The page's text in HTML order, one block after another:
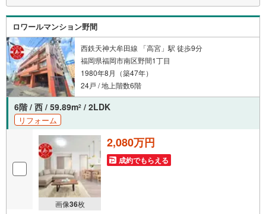
ロワールマンション野間
西鉄天神大牟田線 「高宮」駅 徒歩9分
福岡県福岡市南区野間1丁目
1980年8月（築47年）
24戸 / 地上階数6階
6階 / 西 / 59.89m2 / 2LDK
リフォーム
画像36枚
2,080万円
成約でもらえる